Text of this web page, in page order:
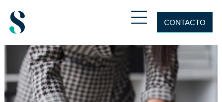
CONTACTO